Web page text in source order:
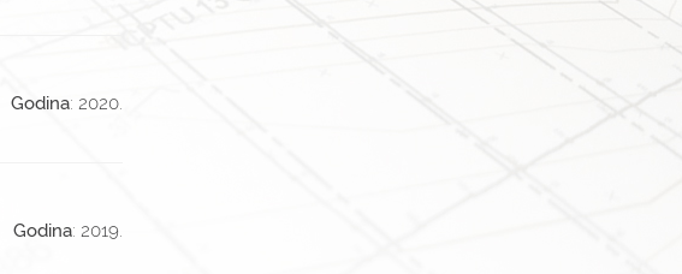
Godina: 2020.
Godina: 2019.